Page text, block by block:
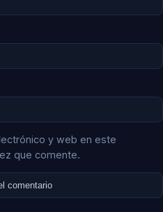
y web en este
que comente.